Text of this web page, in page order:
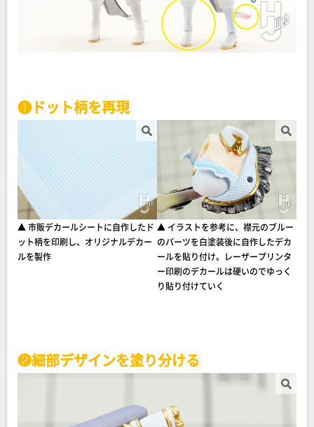
❶ドット柄を再現
▲ 市販デカールシートに自作したド
ット柄を印刷し、オリジナルデカー
ルを製作
▲ イラストを参考に、襟元のブルー
のパーツを白塗装後に自作したデカ
ールを貼り付け。レーザープリンタ
ー印刷のデカールは硬いのでゆっく
り貼り付けていく
❷細部デザインを塗り分ける